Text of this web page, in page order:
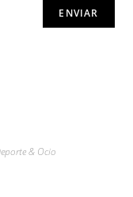
& Ocio